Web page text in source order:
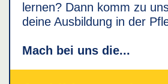
lernen? Dann komm zu
deine Ausbildung in der
Mach bei uns die...